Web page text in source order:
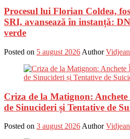
Procesul lui Florian Coldea,
SRI, avansează în instanță:
verde
Posted on 5 august 2026 Author
Criza de la Matignon:
de Sinucideri și Tentative de
Posted on 3 august 2026 Author